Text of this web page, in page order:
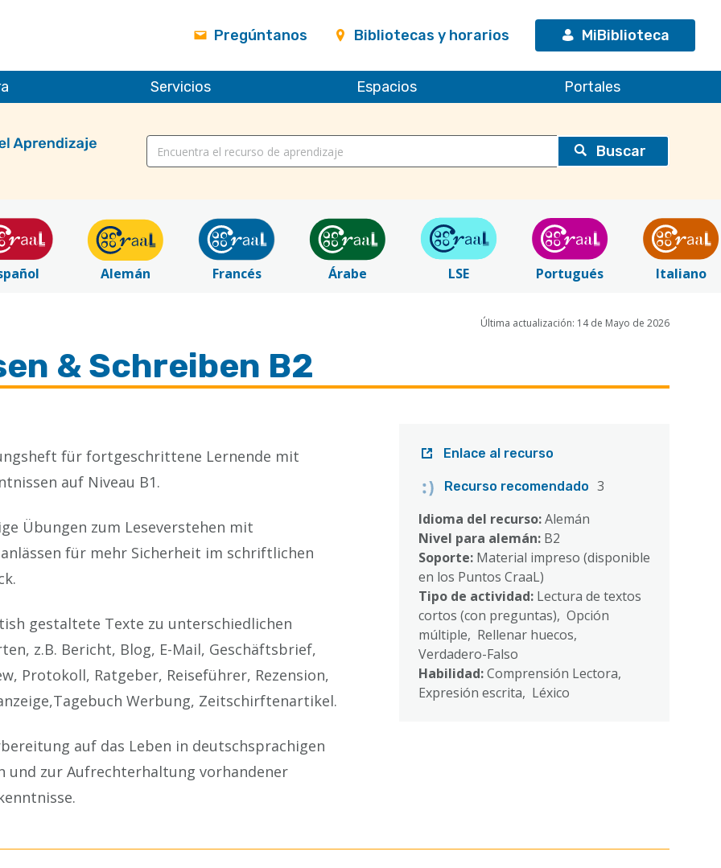
Pregúntanos Bibliotecas y horarios MiBiblioteca
Servicios Espacios Portales
Título
Alemán Francés Árabe LSE Portugués Italiano
Última actualización: 14 de Mayo de 2026
& Schreiben B2
für fortgeschrittene Lernende mit
auf Niveau B1.
Übungen zum Leseverstehen mit
für mehr Sicherheit im schriftlichen
gestaltete Texte zu unterschiedlichen
z.B. Bericht, Blog, E-Mail, Geschäftsbrief,
Protokoll, Ratgeber, Reiseführer, Rezension,
Werbung, Zeitschirftenartikel.
auf das Leben in deutschsprachigen
und zur Aufrechterhaltung vorhandener
Enlace al recurso
Recurso recomendado 3
Idioma del recurso:Alemán
Nivel para alemán: B2
Soporte: Material impreso (disponible
en los Puntos CraaL)
Tipo de actividad: Lectura de textos
cortos (con preguntas), Opción
múltiple, Rellenar huecos,
Verdadero-Falso
Habilidad:Comprensión Lectora,
Expresión escrita, Léxico